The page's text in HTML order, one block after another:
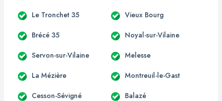
Le Tronchet 35 Vieux Bourg
Brécé 35 Noyal-sur-Vilaine
Servon-sur-Vilaine Melesse
La Mézière Montreuil-le-Gast
Cesson-Sévigné Balazé